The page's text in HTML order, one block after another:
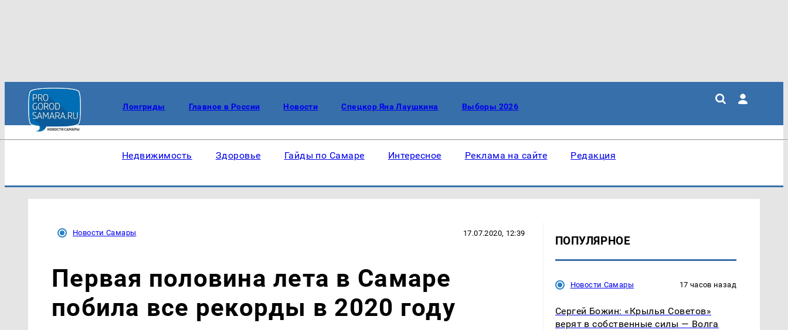
Лонгриды Главное в России Новости Спецкор Яна Лаушкина Выборы 2026
Недвижимость Здоровье Гайды по Самаре Интересное Реклама на сайте Редакция
Новости Самары 17.07.2020, 12:39
Первая половина лета в Самаре
побила все рекорды в 2020 году
ПОПУЛЯРНОЕ
Новости Самары 17 часов назад
Сергей Божин: «Крылья Советов»
верят в собственные силы — Волга